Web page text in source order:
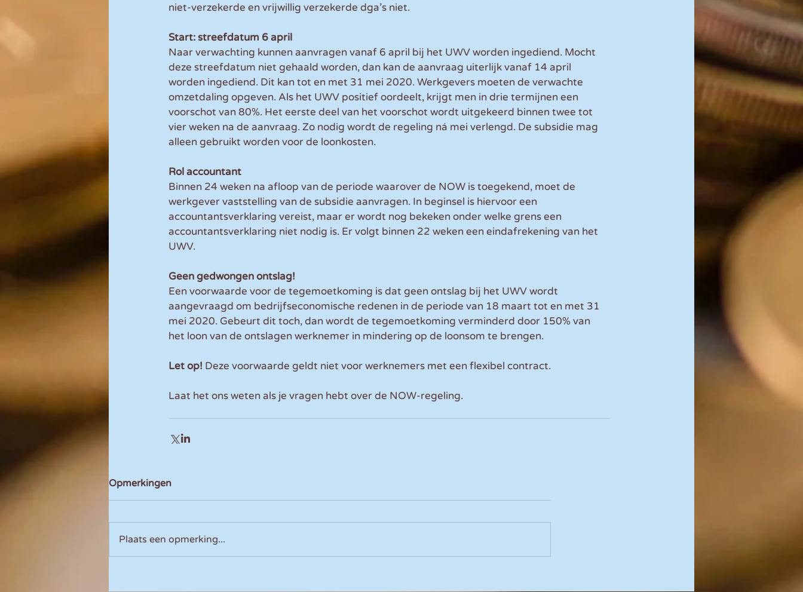
niet-verzekerde en vrijwillig verzekerde dga’s niet.
Start: streefdatum 6 april
Naar verwachting kunnen aanvragen vanaf 6 april bij het UWV worden ingediend. Mocht
deze streefdatum niet gehaald worden, dan kan de aanvraag uiterlijk vanaf 14 april
worden ingediend. Dit kan tot en met 31 mei 2020. Werkgevers moeten de verwachte
omzetdaling opgeven. Als het UWV positief oordeelt, krijgt men in drie termijnen een
voorschot van 80%. Het eerste deel van het voorschot wordt uitgekeerd binnen twee tot
vier weken na de aanvraag. Zo nodig wordt de regeling ná mei verlengd. De subsidie mag
alleen gebruikt worden voor de loonkosten.
Rol accountant
Binnen 24 weken na afloop van de periode waarover de NOW is toegekend, moet de
werkgever vaststelling van de subsidie aanvragen. In beginsel is hiervoor een
accountantsverklaring vereist, maar er wordt nog bekeken onder welke grens een
accountantsverklaring niet nodig is. Er volgt binnen 22 weken een eindafrekening van het
UWV.
Geen gedwongen ontslag!
Een voorwaarde voor de tegemoetkoming is dat geen ontslag bij het UWV wordt
aangevraagd om bedrijfseconomische redenen in de periode van 18 maart tot en met 31
mei 2020. Gebeurt dit toch, dan wordt de tegemoetkoming verminderd door 150% van
het loon van de ontslagen werknemer in mindering op de loonsom te brengen.
Let op! Deze voorwaarde geldt niet voor werknemers met een flexibel contract.
Laat het ons weten als je vragen hebt over de NOW-regeling.
Opmerkingen
Plaats een opmerking...